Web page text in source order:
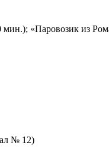
«Паровозик из
№ 12)